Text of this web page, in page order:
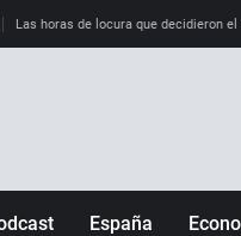
Las horas de locura que decidieron
España